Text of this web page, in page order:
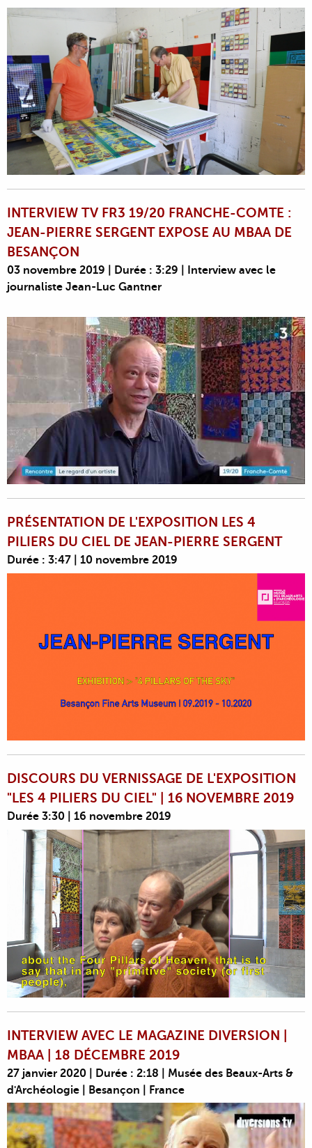
INTERVIEW TV FR3 19/20 FRANCHE-COMTE :
JEAN-PIERRE SERGENT EXPOSE AU MBAA DE
BESANÇON
03 novembre 2019 | Durée : 3:29 | Interview avec le
journaliste Jean-Luc Gantner
PRÉSENTATION DE L'EXPOSITION LES 4
PILIERS DU CIEL DE JEAN-PIERRE SERGENT
Durée : 3:47 | 10 novembre 2019
DISCOURS DU VERNISSAGE DE L'EXPOSITION
"LES 4 PILIERS DU CIEL" | 16 NOVEMBRE 2019
Durée 3:30 | 16 novembre 2019
INTERVIEW AVEC LE MAGAZINE DIVERSION |
MBAA | 18 DÉCEMBRE 2019
27 janvier 2020 | Durée : 2:18 | Musée des Beaux-Arts &
d'Archéologie | Besançon | France